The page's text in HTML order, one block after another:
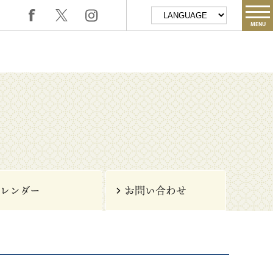
MENU
ンダー お問い合わせ